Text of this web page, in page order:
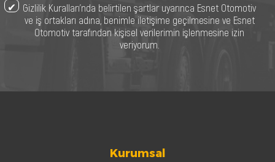
Gizlilik Kuralları’nda belirtilen şartlar uyarınca Esnet Otomotiv
ve iş ortakları adına, benimle iletişime geçilmesine ve Esnet
Otomotiv tarafından kişisel verilerimin işlenmesine izin
veriyorum.
Kurumsal